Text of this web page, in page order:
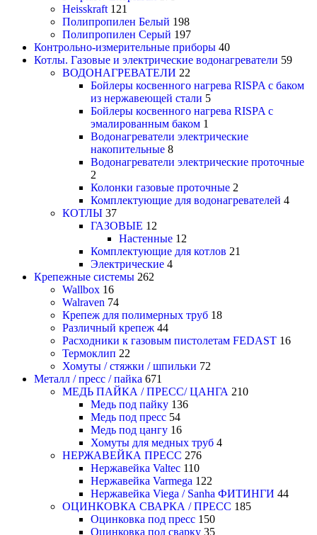
Heisskraft 121
Полипропилен Белый 198
Полипропилен Серый 197
Контрольно-измерительные приборы 40
Котлы. Газовые и электрические водонагреватели 59
ВОДОНАГРЕВАТЕЛИ 22
Бойлеры косвенного нагрева RISPA с баком
из нержавеющей стали 5
Бойлеры косвенного нагрева RISPA с
эмалированным баком 1
Водонагреватели электрические
накопительные 8
Водонагреватели электрические проточные
2
Колонки газовые проточные 2
Комплектующие для водонагревателей 4
КОТЛЫ 37
ГАЗОВЫЕ 12
Настенные 12
Комплектующие для котлов 21
Электрические 4
Крепежные системы 262
Wallbox 16
Walraven 74
Крепеж для полимерных труб 18
Различный крепеж 44
Расходники к газовым пистолетам FEDAST 16
Термоклип 22
Хомуты / стяжки / шпильки 72
Металл / пресс / пайка 671
МЕДЬ ПАЙКА / ПРЕСС/ ЦАНГА 210
Медь под пайку 136
Медь под пресс 54
Медь под цангу 16
Хомуты для медных труб 4
НЕРЖАВЕЙКА ПРЕСС 276
Нержавейка Valtec 110
Нержавейка Varmega 122
Нержавейка Viega / Sanha ФИТИНГИ 44
ОЦИНКОВКА СВАРКА / ПРЕСС 185
Оцинковка под пресс 150
Оцинковка под сварку 35